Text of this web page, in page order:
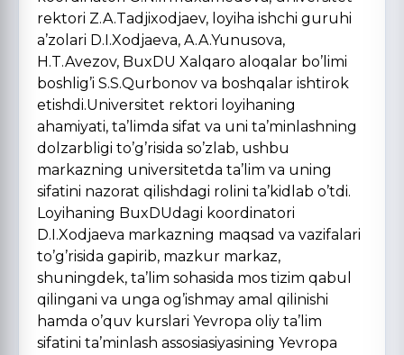
rektori Z.A.Tadjixodjaev, loyiha ishchi guruhi
a’zolari D.I.Xodjaeva, A.A.Yunusova,
H.T.Avezov, BuxDU Xalqaro aloqalar bo’limi
boshlig’i S.S.Qurbonov va boshqalar ishtirok
etishdi.Universitet rektori loyihaning
ahamiyati, ta’limda sifat va uni ta’minlashning
dolzarbligi to’g’risida so’zlab, ushbu
markazning universitetda ta’lim va uning
sifatini nazorat qilishdagi rolini ta’kidlab o’tdi.
Loyihaning BuxDUdagi koordinatori
D.I.Xodjaeva markazning maqsad va vazifalari
to’g’risida gapirib, mazkur markaz,
shuningdek, ta’lim sohasida mos tizim qabul
qilingani va unga og’ishmay amal qilinishi
hamda o’quv kurslari Yevropa oliy ta’lim
sifatini ta’minlash assosiasiyasining Yevropa